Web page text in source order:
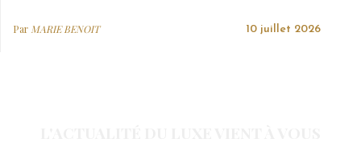
ParMARIE BENOIT 10 juillet 2026